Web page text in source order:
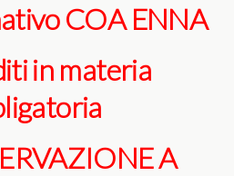
COA ENNA
in materia
A